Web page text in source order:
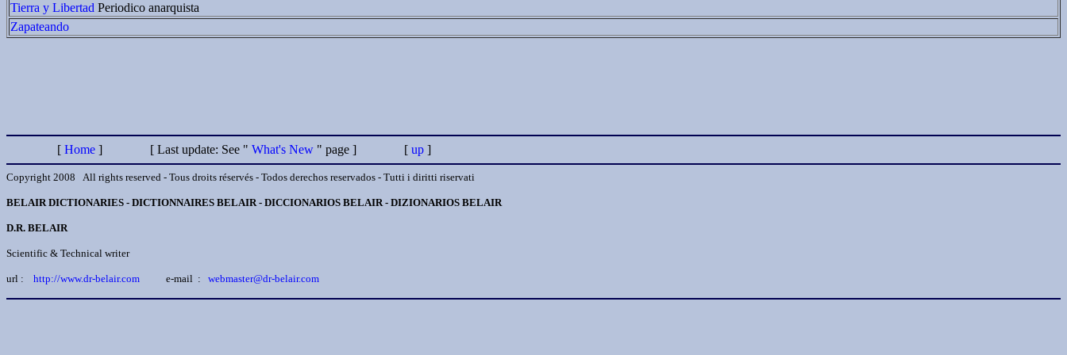
Tierra y Libertad Periodico anarquista
Zapateando
[ Home ] [ Last update: See " What's New " page ] [ up ]
Copyright 2008 All rights reserved - Tous droits réservés - Todos derechos reservados - Tutti i diritti riservati
BELAIR DICTIONARIES - DICTIONNAIRES BELAIR - DICCIONARIOS BELAIR - DIZIONARIOS BELAIR
D.R. BELAIR
Scientific & Technical writer
url : http://www.dr-belair.com e-mail : webmaster@dr-belair.com